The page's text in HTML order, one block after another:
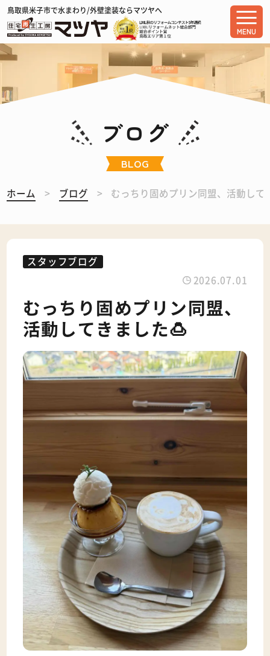
鳥取県米子市で水まわり/外壁塗装ならマツヤへ
MENU
ブログ
BLOG
ホーム ブログ むっちり固めプリン同盟、活動して
スタッフブログ
2026.07.01
むっちり固めプリン同盟、
活動してきました🍮